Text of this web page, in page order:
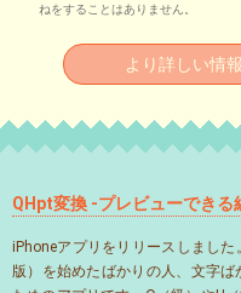
ねをすることはありません。
より詳しい情
QHpt変換 -プレビューできる
iPhoneアプリをリリースしまし
版）を始めたばかりの人、文字